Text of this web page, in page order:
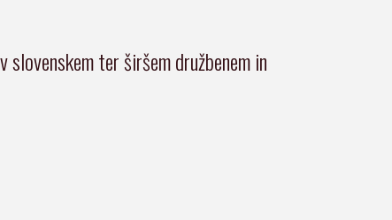
ter širšem družbenem in